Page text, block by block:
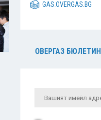
GAS.OVERGAS.BG
ОВЕРГАЗ БЮЛЕТИН